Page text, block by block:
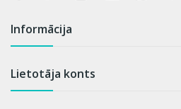
Informācija
Lietotāja konts